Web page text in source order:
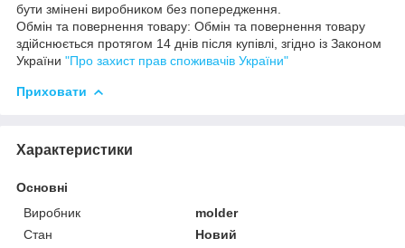
бути змінені виробником без попередження.
Обмін та повернення товару: Обмін та повернення товару
здійснюється протягом 14 днів після купівлі, згідно із Законом
України "Про захист прав споживачів України"
Приховати
Характеристики
Основні
Виробник
molder
Стан
Новий